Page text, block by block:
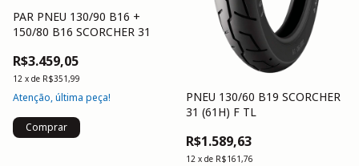
PAR PNEU 130/90 B16 +
150/80 B16 SCORCHER 31
R$3.459,05
12 x de R$351,99
Atenção, última peça!
PNEU 130/60 B19 SCORCHER
31 (61H) F TL
R$1.589,63
12 x de R$161,76